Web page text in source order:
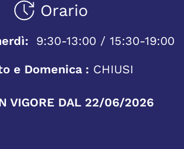
Orario
9:30-13:00 / 15:30-19:00
e Domenica : CHIUSI
VIGORE DAL 22/06/2026